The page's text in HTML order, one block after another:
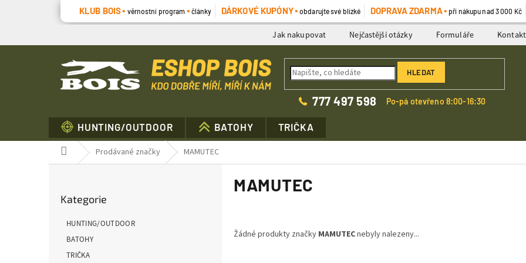
KLUB BOIS věrnostní program články DÁRKOVÉ KUPÓNY obdarujte své blízké DOPRAVA ZDARMA při nákupu nad 3 000 Kč
Jak nakupovat Nejčastější otázky Formuláře
HLEDAT
777 497 598 Po-pá otevřeno 8:00-16:30
HUNTING/OUTDOOR BATOHY TRIČKA
Domů Prodávané značky MAMUTEC
kategorie
Kategorie
HUNTING/OUTDOOR
BATOHY
TRIČKA
MAMUTEC
Žádné produkty značky MAMUTECnebyly nalezeny...